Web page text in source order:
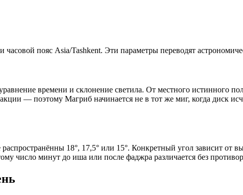
пояс Asia/Tashkent. Эти параметры переводят
времени и склонение светила. От местного истинного
— поэтому Магриб начинается не в тот же миг, когда диск
18°, 17,5° или 15°. Конкретный угол зависит от
число минут до иша или после фаджра различается без